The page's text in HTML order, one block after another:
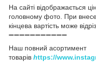
На сайті відображається
головному фото. При
кінцева вартість може
➖➖➖➖➖➖➖➖➖➖➖
Наш повний асортимент
товарів https://